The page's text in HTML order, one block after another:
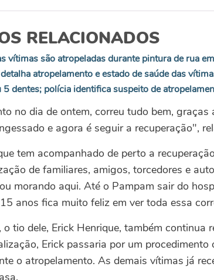
RELACIONADOS
vítimas são atropeladas durante pintura de rua
atropelamento e estado de saúde das
5 dentes; polícia identifica suspeito de
no dia de ontem, correu tudo bem,
e agora é seguir a recuperação",
tem acompanhado de perto a
de familiares, amigos, torcedores e
morando aqui. Até o Pampam sair do
anos fica muito feliz em ver toda essa
tio dele, Erick Henrique, também continua
Erick passaria por um
o atropelamento. As demais vítimas já